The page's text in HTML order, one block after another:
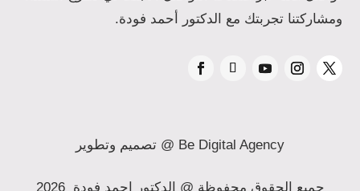
ومشاركتنا تجربتك مع الدكتور أحمد فودة.
@ Be Digital Agency
جميع الحقوق محفوظة @ الدكتور احمد فودة 2026